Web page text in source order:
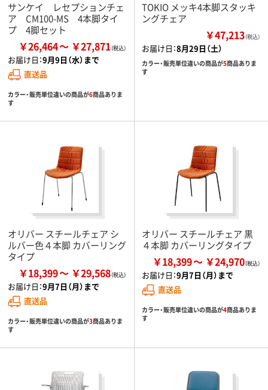
サンケイ レセプションチェ
ア CM100-MS 4本脚タイ
プ 4脚セット
￥26,464 ￥27,871
お届け日：9月9日（水）まで
直送品
カラー・販売単位違いの商品が6商品ありま
す
TOKIO メッキ4本脚スタッキ
ングチェア
￥47,213（税込）
お届け日：8月29日（土）
カラー・販売単位違いの商品が5商品ありま
す
オリバー スチールチェア シ
ルバー色４本脚 カバーリング
タイプ
￥18,399 ￥29,568
お届け日：9月7日（月）まで
直送品
カラー・販売単位違いの商品が3商品ありま
す
オリバー スチールチェア 黒
４本脚 カバーリングタイプ
￥18,399 ￥24,970
お届け日：9月7日（月）まで
直送品
カラー・販売単位違いの商品が4商品ありま
す